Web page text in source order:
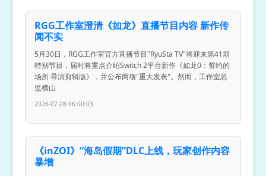
RGG工作室澄清《如龙》直播节目内容 新作传
闻不实
5月30日，RGG工作室官方直播节目"RyuSta TV"将迎来第41期
特别节目，届时将重点介绍Switch 2平台新作《如龙0：誓约的
场所 导演剪辑版》，并公布两项"重大发表"。然而，工作室总
监横山
2026-07-28 06:00:03
《inZOI》“海岛假期”DLC上线，玩家创作内容
暴增